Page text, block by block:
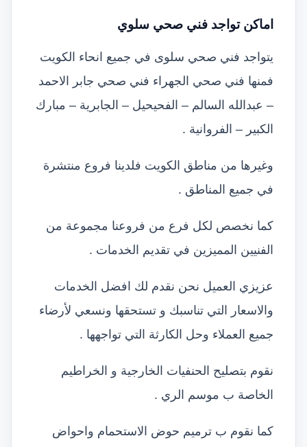
اماكن تواجد فني صحي سلوي
يتواجد فني صحي سلوى في جميع انحاء الكويت
فمنها فني صحي الجهراء فني صحي جابر الاحمد
– عبدالله السالم – الفحيحيل – الجابرية – مبارك
الكبير – الفروانية .
وغيرها من مناطق الكويت فلدينا فروع منتشرة
في جميع المناطق .
كما نخصص لكل فرع من فروعنا مجموعة من
الفنيين المميزين في تقديم الخدمات .
عزيزي العميل نحن نقدم لك افضل الخدمات
والاسعار التي تناسبك و تستحقها ونسعي لأرضاء
جميع العملاء وحل الكارثة التي تواجهها .
نقوم بتصليح الحنفيات الخارجية و الخراطيم
الخاصة ب موسم الري .
كما نقوم ب ترميم حوض الاستحمام واحواض